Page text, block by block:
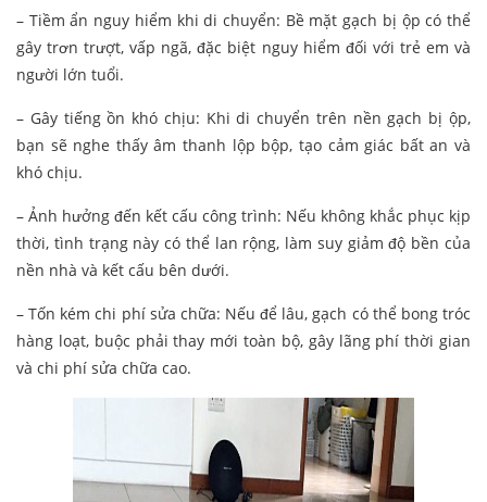
– Tiềm ẩn nguy hiểm khi di chuyển: Bề mặt gạch bị ộp có thể
gây trơn trượt, vấp ngã, đặc biệt nguy hiểm đối với trẻ em và
người lớn tuổi.
– Gây tiếng ồn khó chịu: Khi di chuyển trên nền gạch bị ộp,
bạn sẽ nghe thấy âm thanh lộp bộp, tạo cảm giác bất an và
khó chịu.
– Ảnh hưởng đến kết cấu công trình: Nếu không khắc phục kịp
thời, tình trạng này có thể lan rộng, làm suy giảm độ bền của
nền nhà và kết cấu bên dưới.
– Tốn kém chi phí sửa chữa: Nếu để lâu, gạch có thể bong tróc
hàng loạt, buộc phải thay mới toàn bộ, gây lãng phí thời gian
và chi phí sửa chữa cao.